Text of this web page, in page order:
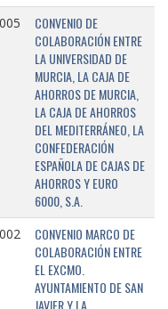
CONVENIO DE
COLABORACIÓN ENTRE
LA UNIVERSIDAD DE
MURCIA, LA CAJA DE
AHORROS DE MURCIA,
LA CAJA DE AHORROS
DEL MEDITERRÁNEO, LA
CONFEDERACIÓN
ESPAÑOLA DE CAJAS DE
AHORROS Y EURO
6000, S.A.
CONVENIO MARCO DE
COLABORACIÓN ENTRE
EL EXCMO.
AYUNTAMIENTO DE SAN
JAVIER Y LA